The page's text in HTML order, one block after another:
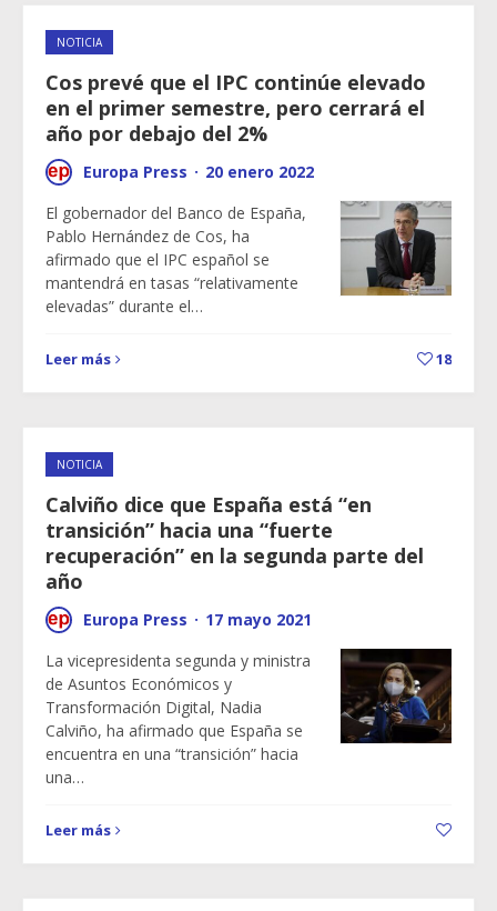
NOTICIA
Cos prevé que el IPC continúe elevado
en el primer semestre, pero cerrará el
año por debajo del 2%
Europa Press · 20 enero 2022
El gobernador del Banco de España,
Pablo Hernández de Cos, ha
afirmado que el IPC español se
mantendrá en tasas “relativamente
elevadas” durante el…
Leer más 18
NOTICIA
Calviño dice que España está “en
transición” hacia una “fuerte
recuperación” en la segunda parte del
año
Europa Press · 17 mayo 2021
La vicepresidenta segunda y ministra
de Asuntos Económicos y
Transformación Digital, Nadia
Calviño, ha afirmado que España se
encuentra en una “transición” hacia
una…
Leer más